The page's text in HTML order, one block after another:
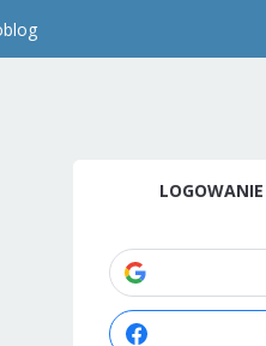
LOGOWANIE